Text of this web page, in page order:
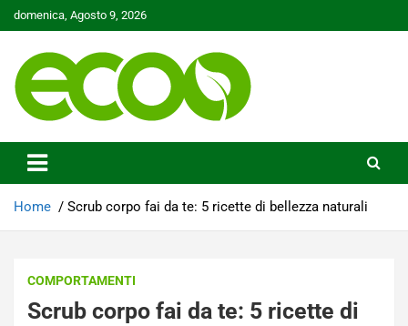
Skip
to
domenica, Agosto 9, 2026
Ecoo.it
Home Scrub corpo fai da te: 5 ricette di bellezza naturali
COMPORTAMENTI
Scrub corpo fai da te: 5 ricette di